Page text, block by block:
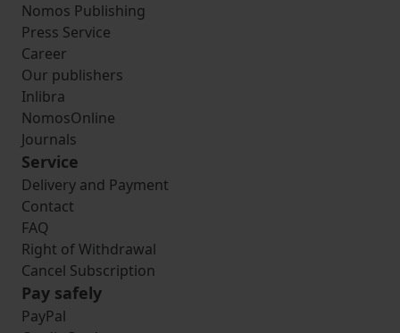
Nomos Publishing
Press Service
Career
Our publishers
Inlibra
NomosOnline
Journals
Service
Delivery and Payment
Contact
FAQ
Right of Withdrawal
Cancel Subscription
Pay safely
PayPal